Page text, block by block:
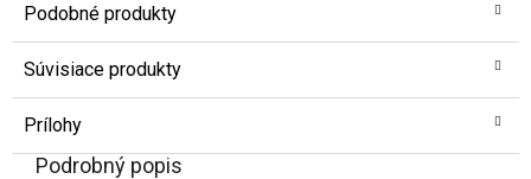
Podobné produkty
Súvisiace produkty
Prílohy
Podrobný popis